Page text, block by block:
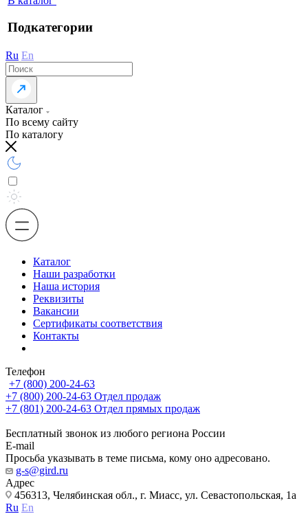
Подкатегории
Ru En
Каталог
По всему сайту
По каталогу
Каталог
Наши разработки
Наша история
Реквизиты
Вакансии
Сертификаты соответствия
Контакты
Телефон
+7 (800) 200-24-63
+7 (800) 200-24-63 Отдел продаж
+7 (801) 200-24-63 Отдел прямых продаж
Бесплатный звонок из любого региона России
E-mail
Просьба указывать в теме письма, кому оно адресовано.
g-s@gird.ru
Адрес
456313, Челябинская обл., г. Миасс, ул. Севастопольская, 1а
Ru En